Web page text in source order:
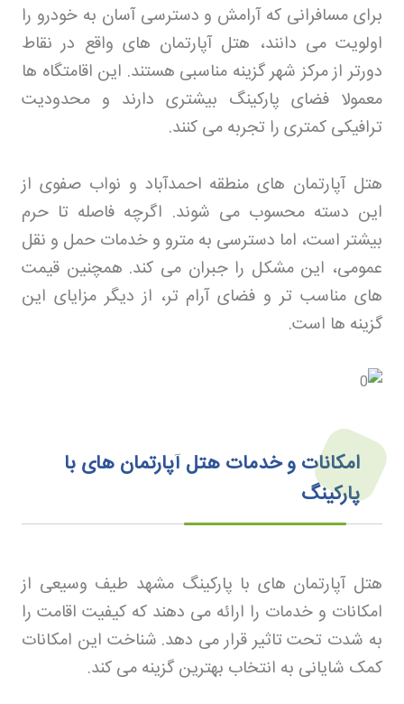
برای مسافرانی که آرامش و دسترسی آسان به خودرو را
اولویت می دانند، هتل آپارتمان های واقع در نقاط
دورتر از مرکز شهر گزینه مناسبی هستند. این اقامتگاه ها
معمولا فضای پارکینگ بیشتری دارند و محدودیت
ترافیکی کمتری را تجربه می کنند.
هتل آپارتمان های منطقه احمدآباد و نواب صفوی از
این دسته محسوب می شوند. اگرچه فاصله تا حرم
بیشتر است، اما دسترسی به مترو و خدمات حمل و نقل
عمومی، این مشکل را جبران می کند. همچنین قیمت
های مناسب تر و فضای آرام تر، از دیگر مزایای این
گزینه ها است.
امکانات و خدمات هتل آپارتمان های با
پارکینگ
هتل آپارتمان های با پارکینگ مشهد طیف وسیعی از
امکانات و خدمات را ارائه می دهند که کیفیت اقامت را
به شدت تحت تاثیر قرار می دهد. شناخت این امکانات
کمک شایانی به انتخاب بهترین گزینه می کند.